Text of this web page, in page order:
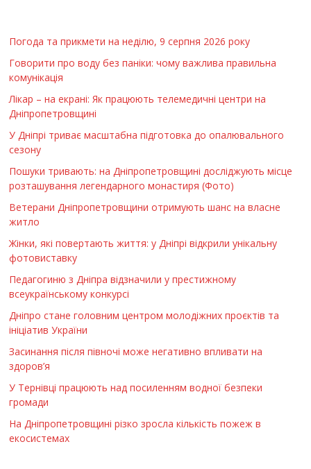
Погода та прикмети на неділю, 9 серпня 2026 року
Говорити про воду без паніки: чому важлива правильна
комунікація
Лікар – на екрані: Як працюють телемедичні центри на
Дніпропетровщині
У Дніпрі триває масштабна підготовка до опалювального
сезону
Пошуки тривають: на Дніпропетровщині досліджують місце
розташування легендарного монастиря (Фото)
Ветерани Дніпропетровщини отримують шанс на власне
житло
Жінки, які повертають життя: у Дніпрі відкрили унікальну
фотовиставку
Педагогиню з Дніпра відзначили у престижному
всеукраїнському конкурсі
Дніпро стане головним центром молодіжних проєктів та
ініціатив України
Засинання після півночі може негативно впливати на
здоров’я
У Тернівці працюють над посиленням водної безпеки
громади
На Дніпропетровщині різко зросла кількість пожеж в
екосистемах